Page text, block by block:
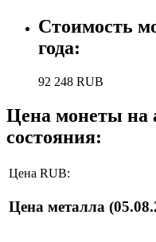
Стоимость
года:
92 248 RUB
Цена монеты на
состояния:
Цена RUB:
Цена металла